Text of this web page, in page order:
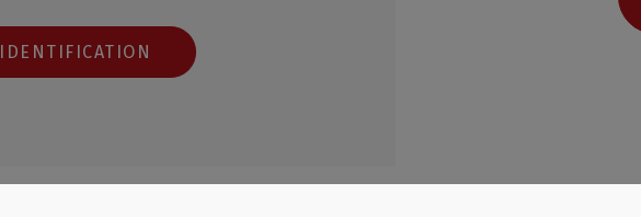
IDENTIFICATION